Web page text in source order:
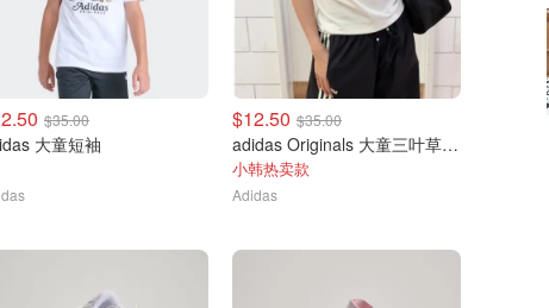
$35.00
大童短袖
$12.50 $35.00
adidas Originals 大童三叶草T恤
小韩热卖款
Adidas